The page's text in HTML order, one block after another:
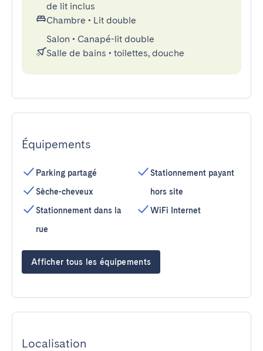
de lit inclus
Chambre • Lit double
Salon • Canapé-lit double
Salle de bains • toilettes, douche
Équipements
Parking partagé
Sèche-cheveux
Stationnement dans la
rue
Stationnement payant
hors site
WiFi Internet
Afficher tous les équipements
Localisation